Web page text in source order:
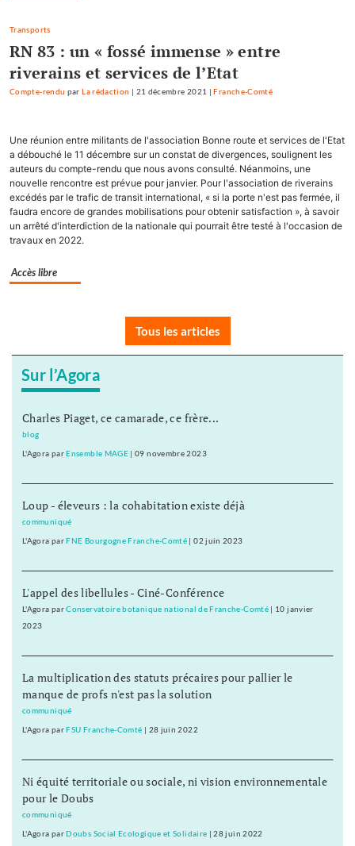
Transports
RN 83 : un « fossé immense » entre
riverains et services de l’Etat
Compte-rendu parLa rédaction | 21 décembre 2021 |Franche-Comté
Une réunion entre militants de l'association Bonne route et services de l'Etat
a débouché le 11 décembre sur un constat de divergences, soulignent les
auteurs du compte-rendu que nous avons consulté. Néanmoins, une
nouvelle rencontre est prévue pour janvier. Pour l'association de riverains
excédés par le trafic de transit international, « si la porte n'est pas fermée, il
faudra encore de grandes mobilisations pour obtenir satisfaction », à savoir
un arrêté d'interdiction de la nationale qui pourrait être testé à l'occasion de
travaux en 2022.
Accès libre
Tous les articles
Sur l’Agora
Charles Piaget, ce camarade, ce frère...
blog
L'Agora parEnsemble MAGE |09 novembre 2023
Loup - éleveurs : la cohabitation existe déjà
communiqué
L'Agora parFNE Bourgogne Franche-Comté |02 juin 2023
L'appel des libellules - Ciné-Conférence
L'Agora parConservatoire botanique national de Franche-Comté| 10 janvier
2023
La multiplication des statuts précaires pour pallier le
manque de profs n'est pas la solution
communiqué
L'Agora parFSU Franche-Comté | 28 juin 2022
Ni équité territoriale ou sociale, ni vision environnementale
pour le Doubs
communiqué
L'Agora parDoubs Social Ecologique et Solidaire |28 juin 2022